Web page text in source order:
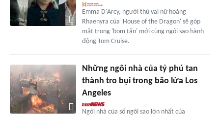
Emma D'Arcy, người thủ vai nữ hoàng
Rhaenyra của 'House of the Dragon' sẽ góp
mặt trong 'bom tấn' mới cùng ngôi sao hành
động Tom Cruise.
Những ngôi nhà của tỷ phú tan
thành tro bụi trong bão lửa Los
Angeles
Ngôi nhà của số ngôi sao lớn nhất của